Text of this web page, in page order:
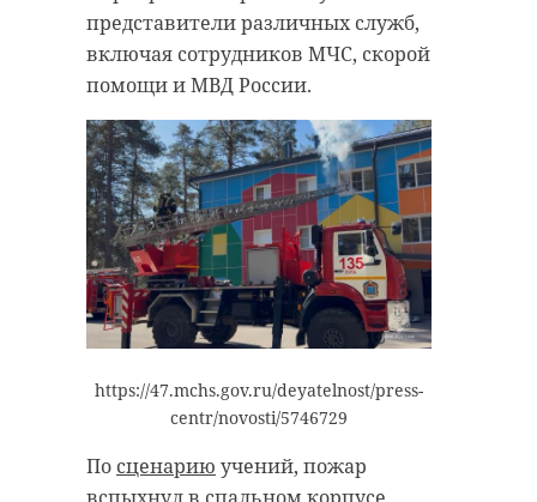
представители различных служб,
включая сотрудников МЧС, скорой
помощи и МВД России.
https://47.mchs.gov.ru/deyatelnost/press-
centr/novosti/5746729
По сценарию учений, пожар